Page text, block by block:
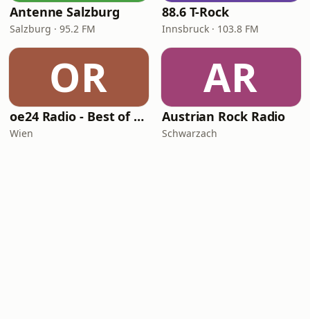
Antenne Salzburg
Salzburg · 95.2 FM
88.6 T-Rock
Innsbruck · 103.8 FM
OR
oe24 Radio - Best of 80s
Wien
AR
Austrian Rock Radio
Schwarzach